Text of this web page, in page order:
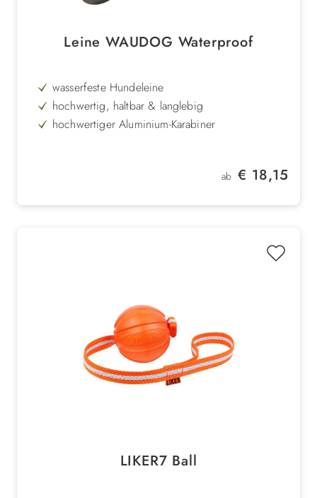
Leine WAUDOG Waterproof
wasserfeste Hundeleine
hochwertig, haltbar & langlebig
hochwertiger Aluminium-Karabiner
Regulärer Preis:
ab € 18,15
LIKER7 Ball